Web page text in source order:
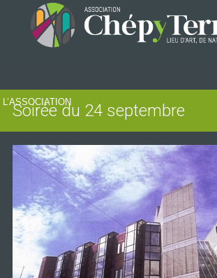
Soirée du 24 septembre